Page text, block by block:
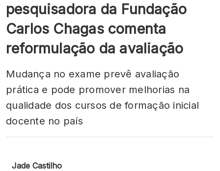
pesquisadora da Fundação
Carlos Chagas comenta
reformulação da avaliação
Mudança no exame prevê avaliação
prática e pode promover melhorias na
qualidade dos cursos de formação inicial
docente no país
Jade Castilho